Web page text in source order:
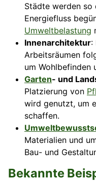
Städte werden so
Energiefluss
Umweltbelastung
Innenarchitektur:
Arbeitsräumen
um Wohlbefinden
Garten- und
Platzierung von
wird genutzt, um
schaffen.
Materialien und
Bau- und
Bekannte